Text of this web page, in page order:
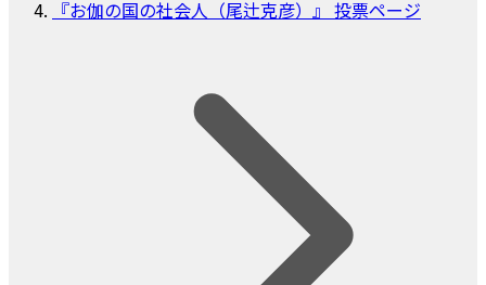
『お伽の国の社会人（尾辻克彦）』 投票ページ